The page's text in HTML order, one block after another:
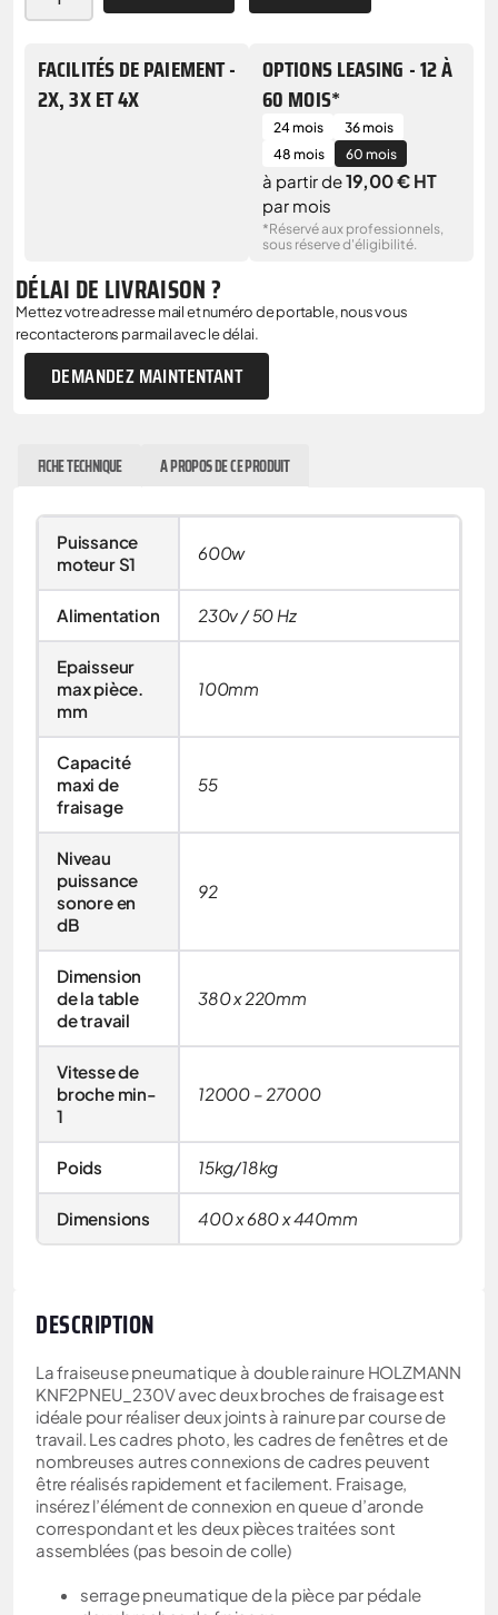
FACILITÉS DE PAIEMENT -
2X, 3X ET 4X
OPTIONS LEASING - 12 À
60 MOIS*
24 mois
36 mois
48 mois
60 mois
à partir de19,00 € HT
par mois
*Réservé aux professionnels,
sous réserve d'éligibilité.
DÉLAI DE LIVRAISON ?
Mettez votre adresse mail et numéro de portable, nous vous
recontacterons par mail avec le délai.
DEMANDEZ MAINTENTANT
FICHE TECHNIQUE A PROPOS DE CE PRODUIT
Puissance
moteur S1
600w
Alimentation 230v / 50 Hz
Epaisseur
max pièce.
mm
100mm
Capacité
maxi de
fraisage
55
Niveau
puissance
sonore en
dB
92
Dimension
de la table
de travail
380 x 220mm
Vitesse de
broche min-
1
12000 – 27000
Poids 15kg/18kg
Dimensions 400 x 680 x 440mm
DESCRIPTION
La fraiseuse pneumatique à double rainure HOLZMANN
KNF2PNEU_230V avec deux broches de fraisage est
idéale pour réaliser deux joints à rainure par course de
travail. Les cadres photo, les cadres de fenêtres et de
nombreuses autres connexions de cadres peuvent
être réalisés rapidement et facilement. Fraisage,
insérez l’élément de connexion en queue d’aronde
correspondant et les deux pièces traitées sont
assemblées (pas besoin de colle)
serrage pneumatique de la pièce par pédale